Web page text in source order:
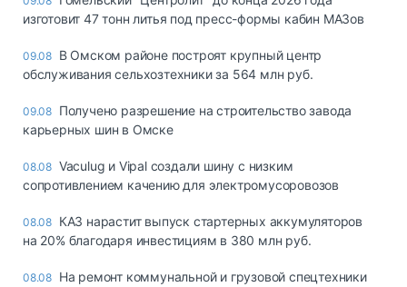
изготовит 47 тонн литья под пресс-формы кабин МАЗов
09.08 В Омском районе построят крупный центр
обслуживания сельхозтехники за 564 млн руб.
09.08 Получено разрешение на строительство завода
карьерных шин в Омске
08.08 Vaculug и Vipal создали шину с низким
сопротивлением качению для электромусоровозов
08.08 КАЗ нарастит выпуск стартерных аккумуляторов
на 20% благодаря инвестициям в 380 млн руб.
08.08 На ремонт коммунальной и грузовой спецтехники